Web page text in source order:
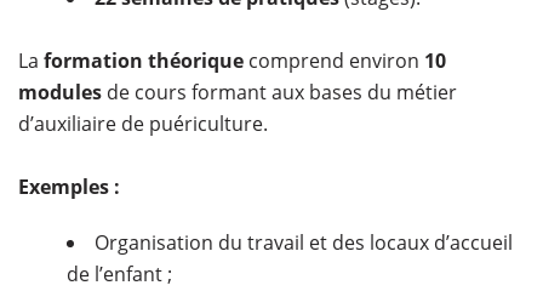
La formation théorique comprend environ 10
modules de cours formant aux bases du métier
d’auxiliaire de puériculture.
Exemples :
Organisation du travail et des locaux d’accueil
de l’enfant ;